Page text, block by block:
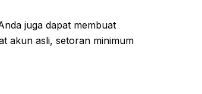
juga dapat membuat
akun asli, setoran minimum